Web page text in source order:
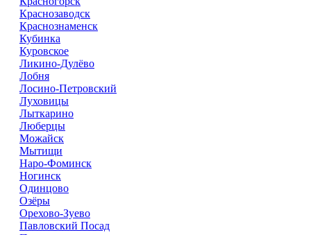
Краснозаводск
Краснознаменск
Кубинка
Куровское
Ликино-Дулёво
Лобня
Лосино-Петровский
Луховицы
Лыткарино
Люберцы
Можайск
Мытищи
Наро-Фоминск
Ногинск
Одинцово
Озёры
Орехово-Зуево
Павловский Посад